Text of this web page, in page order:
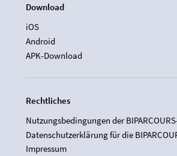
Download
iOS
Android
APK-Download
Rechtliches
Nutzungsbedingungen der
Datenschutzerklärung für die
Impressum